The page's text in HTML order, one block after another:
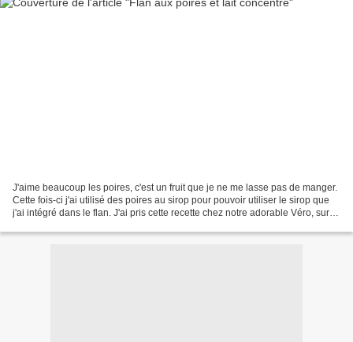
J'aime beaucoup les poires, c'est un fruit que je ne me lasse pas de manger.
Cette fois-ci j'ai utilisé des poires au sirop pour pouvoir utiliser le sirop que
j'ai intégré dans le flan. J'ai pris cette recette chez notre adorable Véro, sur